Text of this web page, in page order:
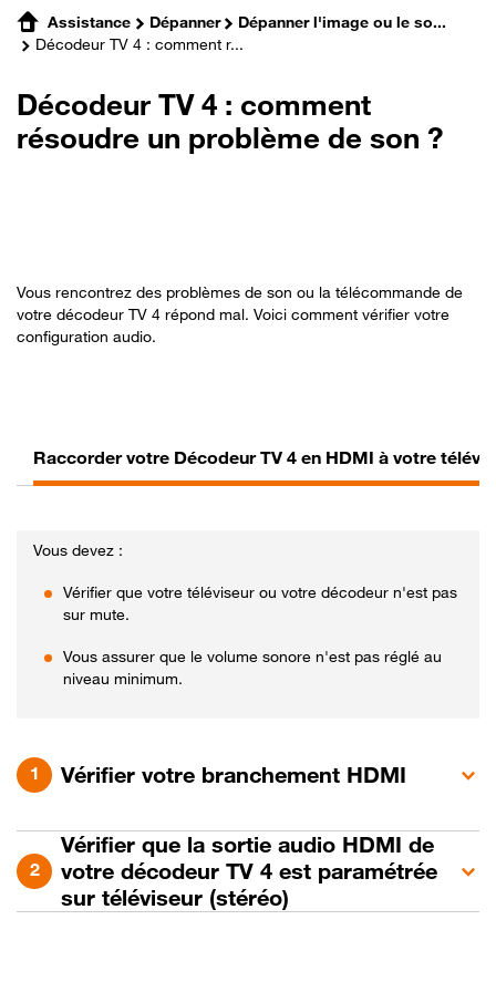
Assistance Dépanner
Dépanner l'image ou le so...
Décodeur TV 4 : comment r...
Décodeur TV 4 : comment
résoudre un problème de son ?
Vous rencontrez des problèmes de son ou la télécommande de
votre décodeur TV 4 répond mal. Voici comment vérifier votre
configuration audio.
Raccorder votre Décodeur TV 4 en HDMI à votre
Vous devez :
Vérifier que votre téléviseur ou votre décodeur n'est pas
sur mute.
Vous assurer que le volume sonore n'est pas réglé au
niveau minimum.
Vérifier votre branchement HDMI
Vérifier que la sortie audio HDMI de
votre décodeur TV 4 est paramétrée
sur téléviseur (stéréo)